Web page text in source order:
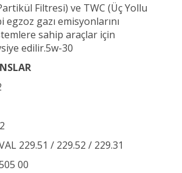
Filtresi) ve TWC (Üç Yollu
egzoz gazı emisyonlarını
sahip araçlar için
edilir.5w-30
229.51 / 229.52 / 229.31
00